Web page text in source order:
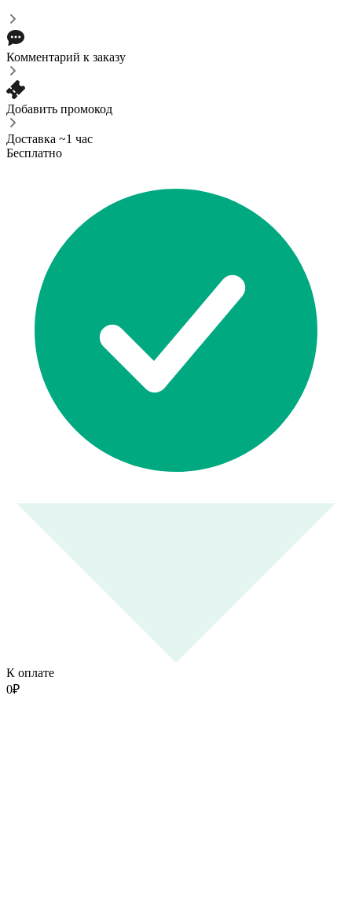
Комментарий к заказу
Добавить промокод
Доставка ~1 час
Бесплатно
К оплате
0₽